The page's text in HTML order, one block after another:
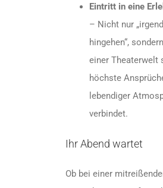
Eintritt in eine
– Nicht nur
hingehen“,
einer Theaterwelt
höchste
lebendiger
verbindet.
Ihr Abend wartet
Ob bei einer